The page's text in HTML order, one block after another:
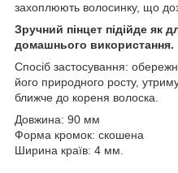
захоплюють волосинку, що
Зручний пінцет підійде як
домашнього використання.
Спосіб застосування:
його природного росту,
ближче до кореня волоска.
Довжина: 90 мм
Форма кромок: скошена
Ширина країв: 4 мм.